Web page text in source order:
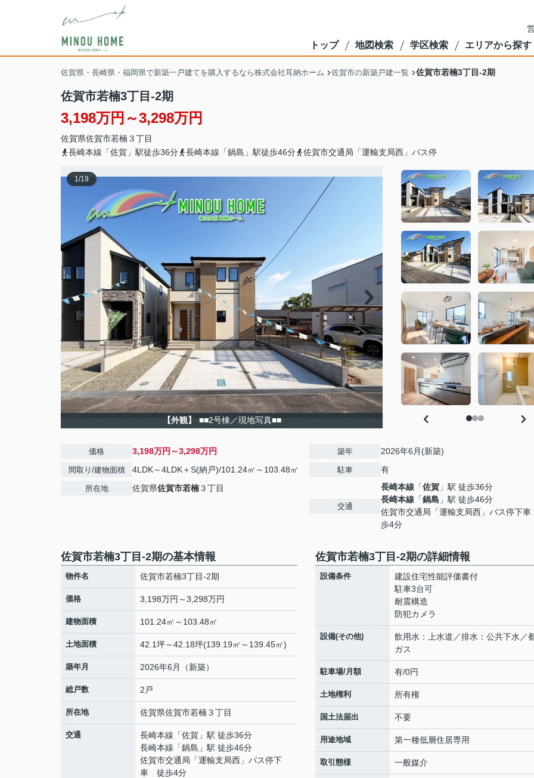
トップ 地図検索 学区検索 エリアから探す
佐賀県・長崎県・福岡県で新築一戸建てを購入するなら株式会社耳納ホーム 佐賀市の新築戸建一覧 佐賀市若楠3丁目-2期
佐賀市若楠3丁目-2期
3,198万円～3,298万円
佐賀県佐賀市若楠３丁目
長崎本線「佐賀」駅徒歩36分
長崎本線「鍋島」駅徒歩46分 佐賀市交通局「運輸支局西」バス停
1/19
【外観】 ■■2号棟／現地写真■■
価格 3,198万円～3,298万円
間取り/建物面積 4LDK～4LDK＋S(納戸)/101.24㎡～103.48㎡
所在地 佐賀県佐賀市若楠３丁目
築年 2026年6月(新築)
駐車 有
交通
長崎本線 「佐賀 」駅 徒歩36分
長崎本線 「鍋島 」駅 徒歩46分
佐賀市交通局「運輸支局西」バス停下
歩4分
佐賀市若楠3丁目-2期の基本情報
物件名 佐賀市若楠3丁目-2期
価格 3,198万円～3,298万円
建物面積 101.24㎡～103.48㎡
土地面積 42.1坪～42.18坪(139.19㎡～139.45㎡)
築年月 2026年6月（新築）
総戸数 2戸
所在地 佐賀県佐賀市若楠３丁目
交通 長崎本線 「佐賀 」駅 徒歩36分
長崎本線 「鍋島 」駅 徒歩46分
佐賀市交通局「運輸支局西」バス停下
車 徒歩4分
佐賀市若楠3丁目-2期の詳細情報
設備条件
建設住宅性能評価書付
駐車3台可
耐震構造
防犯カメラ
設備(その他)
飲用水：上水道／排水：公共下水／
ガス
駐車場/月額 有/0円
土地権利 所有権
国土法届出 不要
用途地域 第一種低層住居専用
取引態様 一般媒介